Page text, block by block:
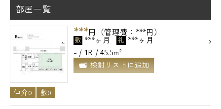
部屋一覧
***円（管理費：***円）
敷 ***ヶ月 礼 ***ヶ月
- / 1R / 45.5m²
検討リストに追加
仲介0 敷0